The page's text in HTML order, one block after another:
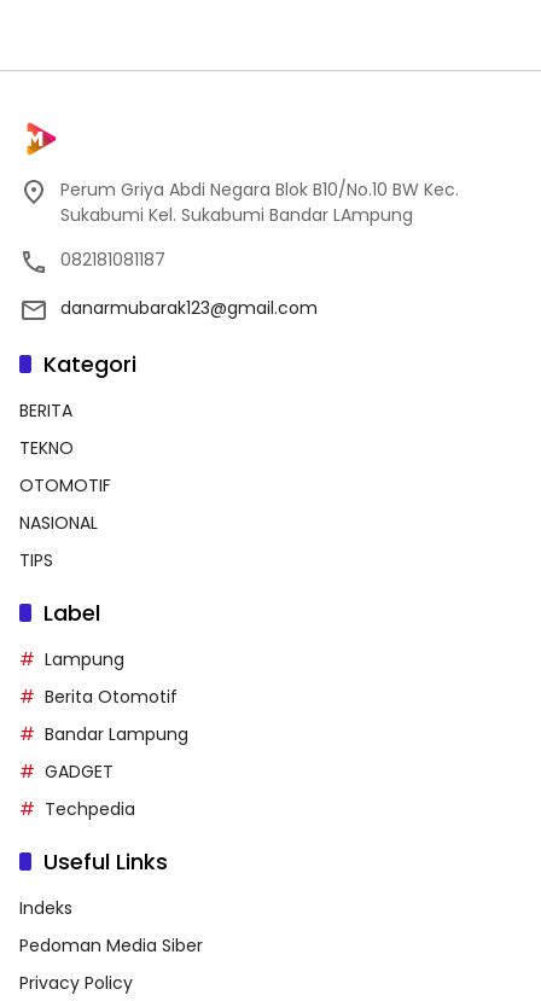
Perum Griya Abdi Negara Blok B10/No.10 BW Kec.
Sukabumi Kel. Sukabumi Bandar LAmpung
082181081187
danarmubarak123@gmail.com
Kategori
BERITA
TEKNO
OTOMOTIF
NASIONAL
TIPS
Label
Lampung
Berita Otomotif
Bandar Lampung
GADGET
Techpedia
Useful Links
Indeks
Pedoman Media Siber
Privacy Policy